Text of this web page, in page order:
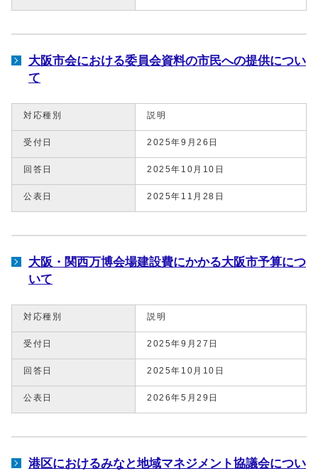
大阪市会における委員会資料の市民への提供につい
て
対応種別 説明
受付日 2025年9月26日
回答日 2025年10月10日
公表日 2025年11月28日
大阪・関西万博会場建設費にかかる大阪市予算につ
いて
対応種別 説明
受付日 2025年9月27日
回答日 2025年10月10日
公表日 2026年5月29日
港区におけるみなと地域マネジメント協議会につい